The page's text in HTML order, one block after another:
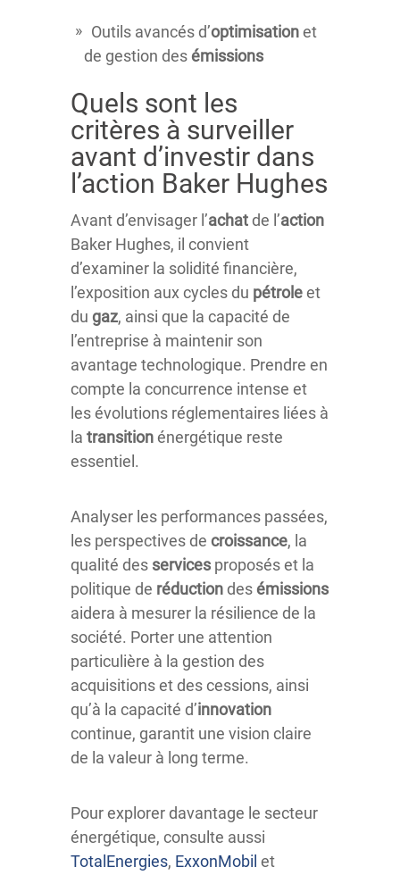
Outils avancés d’optimisationet
de gestion desémissions
Quels sont les
critères à surveiller
avant d’investir dans
l’action Baker Hughes
Avant d’envisager l’achat de l’action
Baker Hughes, il convient
d’examiner la solidité financière,
l’exposition aux cycles du pétroleet
du gaz, ainsi que la capacité de
l’entreprise à maintenir son
avantage technologique. Prendre en
compte la concurrence intense et
les évolutions réglementaires liées à
la transitionénergétique reste
essentiel.
Analyser les performances passées,
les perspectives de croissance, la
qualité des services proposés et la
politique de réduction desémissions
aidera à mesurer la résilience de la
société. Porter une attention
particulière à la gestion des
acquisitions et des cessions, ainsi
qu’à la capacité d’innovation
continue, garantit une vision claire
de la valeur à long terme.
Pour explorer davantage le secteur
énergétique, consulte aussi
TotalEnergies, ExxonMobil et